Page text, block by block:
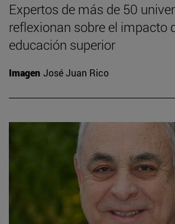
Expertos de más de 50
reflexionan sobre el impacto
educación superior
Imagen José Juan Rico